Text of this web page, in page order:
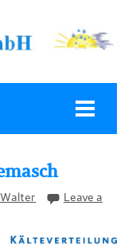
Leave a